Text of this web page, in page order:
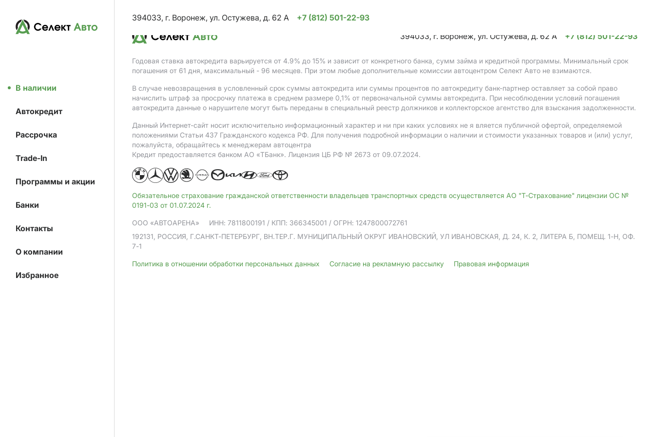
В наличии
Автокредит
Рассрочка
Trade-In
Программы и акции
Банки
Контакты
О компании
Избранное
394033, г. Воронеж, ул. Остужева, д. 62 А
+7 (812) 501-22-93
394033, г. Воронеж, ул. Остужева, д. 62 А
+7 (812) 501-22-93
Годовая ставка автокредита варьируется от 4.9% до 15% и зависит от конкретного банка, сумм займа и кредитной программы. Минимальный срок
погашения от 61 дня, максимальный - 96 месяцев. При этом любые дополнительные комиссии автоцентром Селект Авто не взимаются.
В случае невозвращения в условленный срок суммы автокредита или суммы процентов по автокредиту банк-партнер оставляет за собой право
начислить штраф за просрочку платежа в среднем размере 0,1% от первоначальной суммы автокредита. При несоблюдении условий погашения
автокредита данные о нарушителе могут быть переданы в специальный реестр должников и коллекторское агентство для взыскания задолженности.
Данный Интернет-сайт носит исключительно информационный характер и ни при каких условиях не я вляется публичной офертой, определяемой
положениями Статьи 437 Гражданского кодекса РФ. Для получения подробной информации о наличии и стоимости указанных товаров и (или) услуг,
пожалуйста, обращайтесь к менеджерам автоцентра
Кредит предоставляется банком АO «ТБанк». Лицензия ЦБ РФ № 2673 от 09.07.2024.
Обязательное страхование гражданской ответственности владельцев транспортных средств осуществляется АО "Т-Страхование" лицензии ОС №
0191-03 от 01.07.2024 г.
ООО «АВТОАРЕНА» ИНН: 7811800191 / КПП: 366345001 / ОГРН: 1247800072761
192131, РОССИЯ, Г.САНКТ-ПЕТЕРБУРГ, ВН.ТЕР.Г. МУНИЦИПАЛЬНЫЙ ОКРУГ ИВАНОВСКИЙ, УЛ ИВАНОВСКАЯ, Д. 24, К. 2, ЛИТЕРА Б, ПОМЕЩ. 1-Н, ОФ.
7-1
Политика в отношении обработки персональных данных Согласие на рекламную рассылку Правовая информация